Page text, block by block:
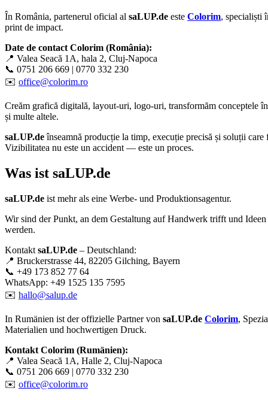
În România, partenerul oficial al saLUP.de este Colorim, specialiști
print de impact.
Date de contact Colorim (România):
📍 Valea Seacă 1A, hala 2, Cluj-Napoca
📞 0751 206 669 | 0770 332 230
✉️ office@colorim.ro
Creăm grafică digitală, layout-uri, logo-uri, transformăm conceptele
și multe altele.
saLUP.deînseamnă producție la timp, execuție precisă și soluții care
Vizibilitatea nu este un accident — este un proces.
Was ist saLUP.de
saLUP.de ist mehr als eine Werbe- und Produktionsagentur.
Wir sind der Punkt, an dem Gestaltung auf Handwerk trifft und Ideen
werden.
Kontakt saLUP.de – Deutschland:
📍 Bruckerstrasse 44, 82205 Gilching, Bayern
📞 +49 173 852 77 64
WhatsApp: +49 1525 135 7595
✉️ hallo@salup.de
In Rumänien ist der offizielle Partner von saLUP.de Colorim,
Materialien und hochwertigen Druck.
Kontakt Colorim (Rumänien):
📍 Valea Seacă 1A, Halle 2, Cluj-Napoca
📞 0751 206 669 | 0770 332 230
✉️ office@colorim.ro